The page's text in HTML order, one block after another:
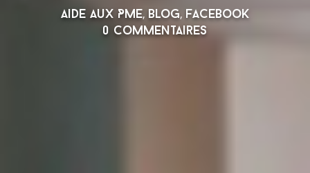
Aide aux PME, Blog, Facebook
0 Commentaires